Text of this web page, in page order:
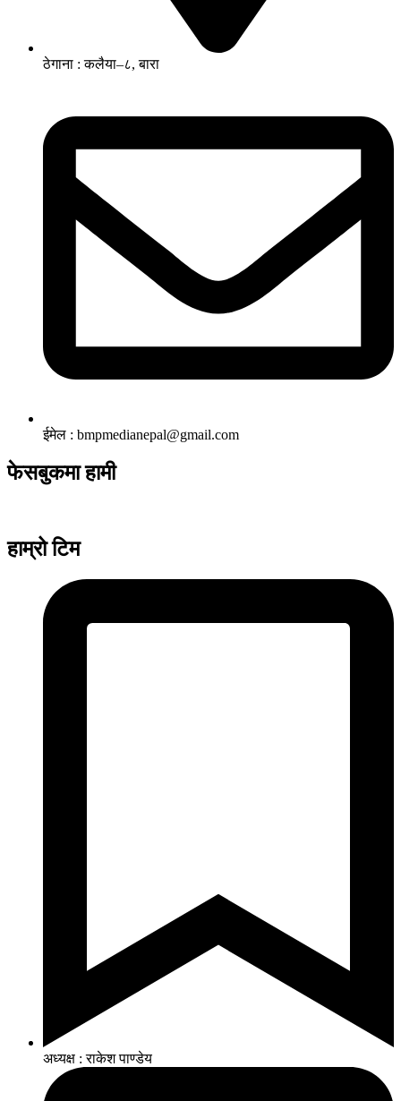
ठेगाना : कलैया–८, बारा
ईमेल : bmpmedianepal@gmail.com
फेसबुकमा हामी
हाम्रो टिम
अध्यक्ष : राकेश पाण्डेय